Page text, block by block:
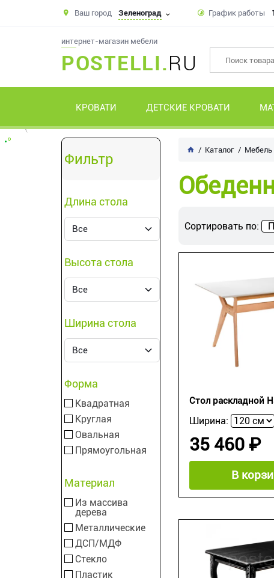
Ваш город Зеленоград График работы
интернет-магазин мебели
POSTELLI.RU
КРОВАТИ ДЕТСКИЕ КРОВАТИ
Фильтр
Длина стола
Высота стола
Ширина стола
Форма
Квадратная
Круглая
Овальная
Прямоугольная
Материал
Из массива
дерева
Металлические
ДСП/МДФ
Стекло
Пластик
Каталог Мебель
Сортировать по:
Стол раскладной
Ширина:
35 460 ₽
В